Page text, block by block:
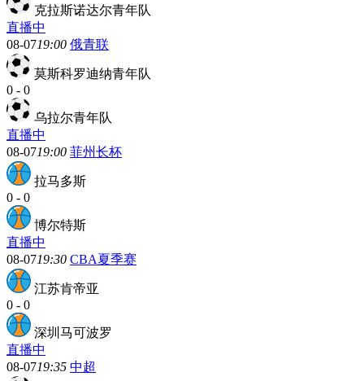
克拉斯诺达尔青年队
直播中
08-0719:00 俄青联
莫斯科罗迪纳青年队
0 - 0
乌拉尔青年队
直播中
08-0719:00 菲州长杯
拉马多斯
0 - 0
博尔特斯
直播中
08-0719:30 CBA夏季赛
江苏肯帝亚
0 - 0
深圳马可波罗
直播中
08-0719:35 中超